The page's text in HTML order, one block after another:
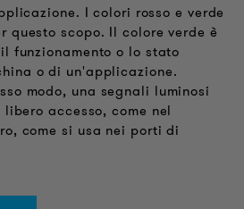
I colori rosso e verde
questo scopo. Il colore verde è
funzionamento o lo stato
o di un'applicazione.
modo, una segnali luminosi
accesso, come nel
come si usa nei porti di